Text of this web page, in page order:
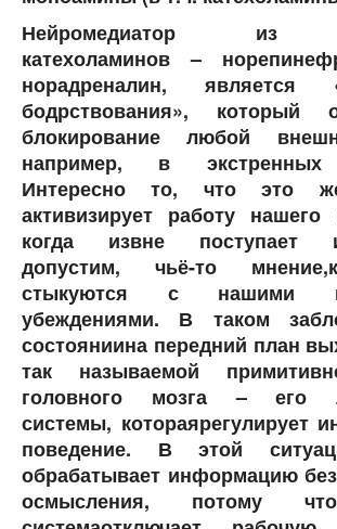
Нейромедиатор из
катехоламинов –
норадреналин, является
бодрствования», который
блокирование любой
например, в экстренных
Интересно то, что это
активизирует работу нашего
когда извне поступает
допустим, чьё-то
стыкуются с нашими
убеждениями. В таком
состояниина передний план
так называемой
головного мозга – его
системы, котораярегулирует
поведение. В этой
обрабатывает информацию без
осмысления, потому